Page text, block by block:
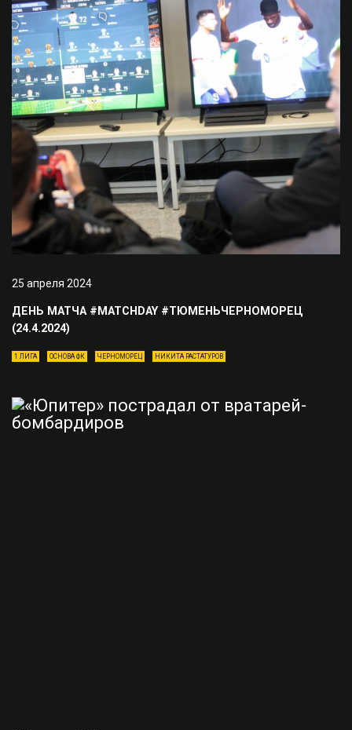
25 апреля 2024
ДЕНЬ МАТЧА #MATCHDAY #ТЮМЕНЬЧЕРНОМОРЕЦ
(24.4.2024)
1 ЛИГА ОСНОВА ФК ЧЕРНОМОРЕЦ НИКИТА РАСТАТУРОВ